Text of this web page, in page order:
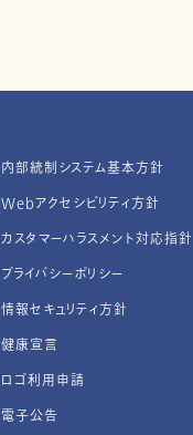
内部統制システム基本方針
Webアクセシビリティ方針
カスタマーハラスメント対応指針
プライバシーポリシー
情報セキュリティ方針
健康宣言
ロゴ利用申請
電子公告